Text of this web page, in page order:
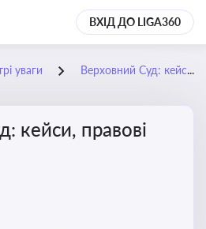
ВХІД ДО LIGA360
уваги Верховний Суд: кейси, правові позиції
кейси, правові